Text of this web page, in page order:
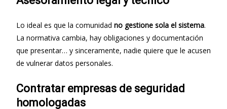
Lo ideal es que la comunidad no gestione sola el sistema.
La normativa cambia, hay obligaciones y documentación
que presentar… y sinceramente, nadie quiere que le acusen
de vulnerar datos personales.
Contratar empresas de seguridad
homologadas